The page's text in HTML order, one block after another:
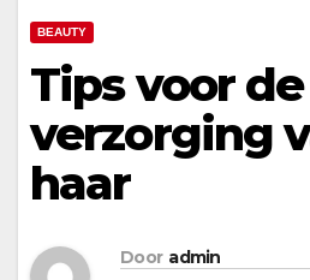
BEAUTY
Tips voor de
verzorging
haar
Door admin